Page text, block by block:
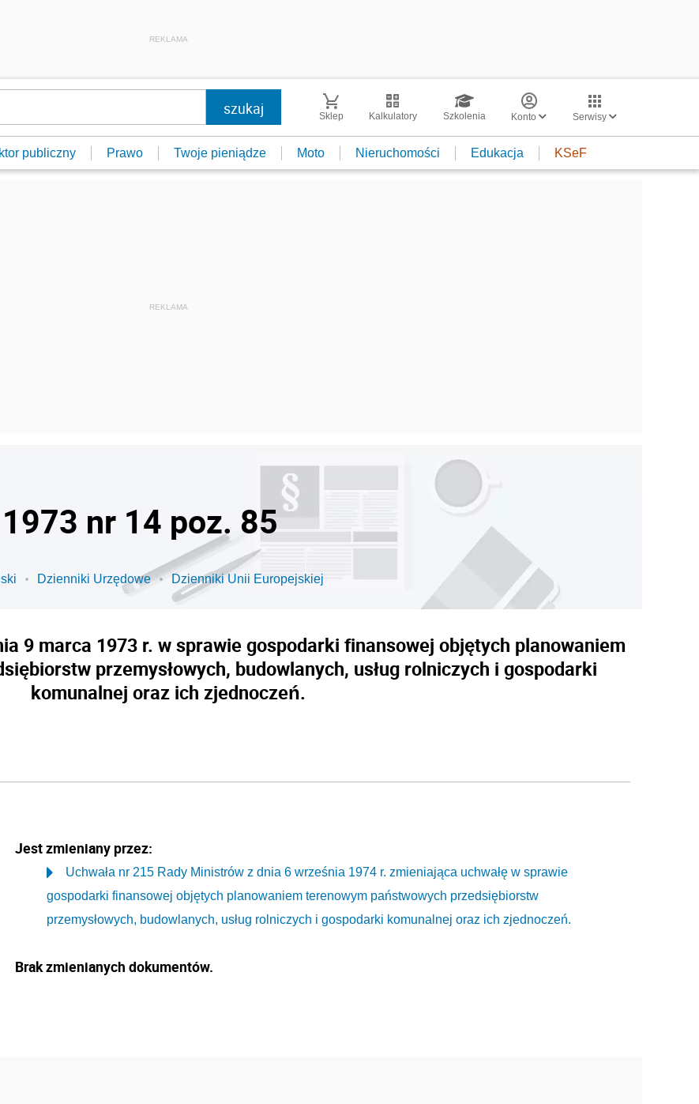
REKLAMA
Sklep Kalkulatory Szkolenia Konto Serwisy
publiczny Prawo Twoje pieniądze Moto Nieruchomości Edukacja KSeF
nr 14 poz. 85
Dzienniki Urzędowe Dzienniki Unii Europejskiej
9 marca 1973 r. w sprawie gospodarki finansowej objętych planowaniem
przemysłowych, budowlanych, usług rolniczych i gospodarki
komunalnej oraz ich zjednoczeń.
Jest zmieniany przez:
Uchwała nr 215 Rady Ministrów z dnia 6 września 1974 r. zmieniająca uchwałę w sprawie
gospodarki finansowej objętych planowaniem terenowym państwowych przedsiębiorstw
przemysłowych, budowlanych, usług rolniczych i gospodarki komunalnej oraz ich zjednoczeń.
Brak zmienianych dokumentów.